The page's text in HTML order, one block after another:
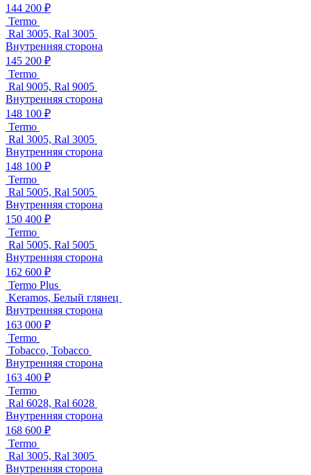
144 200 ₽
Termo
Ral 3005, Ral 3005
Внутренняя сторона
145 200 ₽
Termo
Ral 9005, Ral 9005
Внутренняя сторона
148 100 ₽
Termo
Ral 3005, Ral 3005
Внутренняя сторона
148 100 ₽
Termo
Ral 5005, Ral 5005
Внутренняя сторона
150 400 ₽
Termo
Ral 5005, Ral 5005
Внутренняя сторона
162 600 ₽
Termo Plus
Keramos, Белый глянец
Внутренняя сторона
163 000 ₽
Termo
Tobacco, Tobacco
Внутренняя сторона
163 400 ₽
Termo
Ral 6028, Ral 6028
Внутренняя сторона
168 600 ₽
Termo
Ral 3005, Ral 3005
Внутренняя сторона